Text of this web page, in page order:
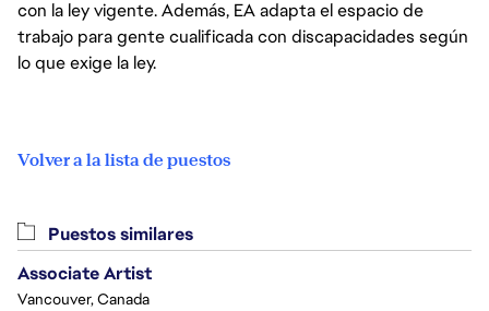
con la ley vigente. Además, EA adapta el espacio de
trabajo para gente cualificada con discapacidades según
lo que exige la ley.
Volver a la lista de puestos
Puestos similares
Associate Artist
Vancouver, Canada